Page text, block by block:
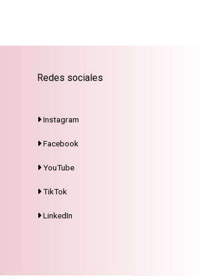
Redes sociales
Instagram
Facebook
YouTube
TikTok
LinkedIn